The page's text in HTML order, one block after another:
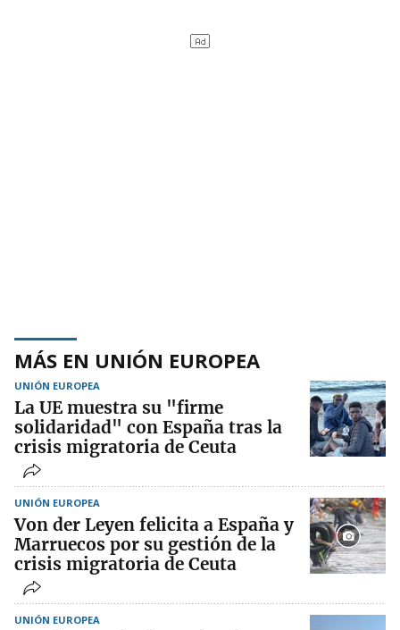
MÁS EN UNIÓN EUROPEA
UNIÓN EUROPEA
La UE muestra su "firme
solidaridad" con España tras la
crisis migratoria de Ceuta
UNIÓN EUROPEA
Von der Leyen felicita a España y
Marruecos por su gestión de la
crisis migratoria de Ceuta
UNIÓN EUROPEA